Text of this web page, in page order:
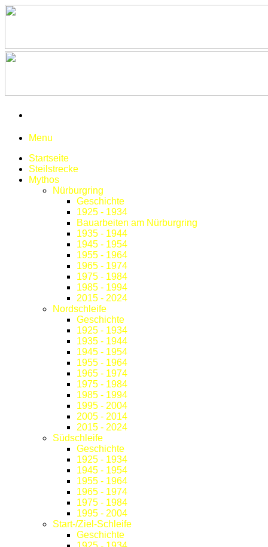
Menu
Startseite
Steilstrecke
Mythos
Nürburgring
Geschichte
1925 - 1934
Bauarbeiten am Nürburgring
1935 - 1944
1945 - 1954
1955 - 1964
1965 - 1974
1975 - 1984
1985 - 1994
2015 - 2024
Nordschleife
Geschichte
1925 - 1934
1935 - 1944
1945 - 1954
1955 - 1964
1965 - 1974
1975 - 1984
1985 - 1994
1995 - 2004
2005 - 2014
2015 - 2024
Südschleife
Geschichte
1925 - 1934
1945 - 1954
1955 - 1964
1965 - 1974
1975 - 1984
1995 - 2004
Start-/Ziel-Schleife
Geschichte